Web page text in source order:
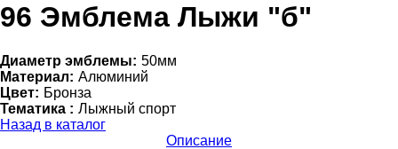
96 Эмблема Лыжи "б"
Диаметр эмблемы: 50мм
Материал: Алюминий
Цвет: Бронза
Тематика : Лыжный спорт
Назад в каталог
Описание